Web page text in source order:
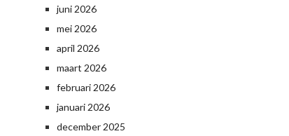
juni 2026
mei 2026
april 2026
maart 2026
februari 2026
januari 2026
december 2025